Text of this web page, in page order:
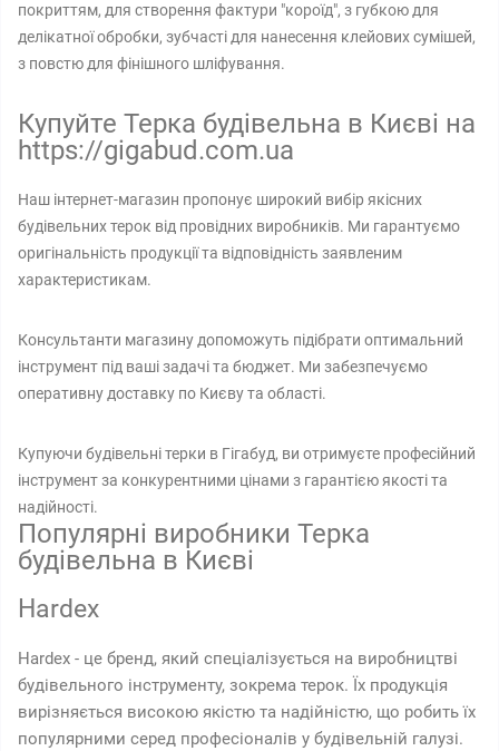
покриттям, для створення фактури "короїд", з губкою для
делікатної обробки, зубчасті для нанесення клейових сумішей,
з повстю для фінішного шліфування.
Купуйте Терка будівельна в Києві на
https://gigabud.com.ua
Наш інтернет-магазин пропонує широкий вибір якісних
будівельних терок від провідних виробників. Ми гарантуємо
оригінальність продукції та відповідність заявленим
характеристикам.
Консультанти магазину допоможуть підібрати оптимальний
інструмент під ваші задачі та бюджет. Ми забезпечуємо
оперативну доставку по Києву та області.
Купуючи будівельні терки в Гігабуд, ви отримуєте професійний
інструмент за конкурентними цінами з гарантією якості та
надійності.
Популярні виробники Терка
будівельна в Києві
Hardex
Hardex - це бренд, який спеціалізується на виробництві
будівельного інструменту, зокрема терок. Їх продукція
вирізняється високою якістю та надійністю, що робить їх
популярними серед професіоналів у будівельній галузі.